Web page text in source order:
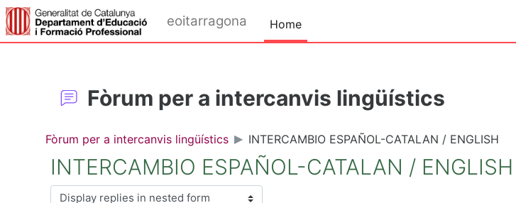
Skip to main content
eoitarragona Home
Fòrum per a intercanvis lingüístics
Fòrum per a intercanvis lingüístics INTERCAMBIO ESPAÑOL-CATALAN / ENGLISH
INTERCAMBIO ESPAÑOL-CATALAN / ENGLISH
Display mode